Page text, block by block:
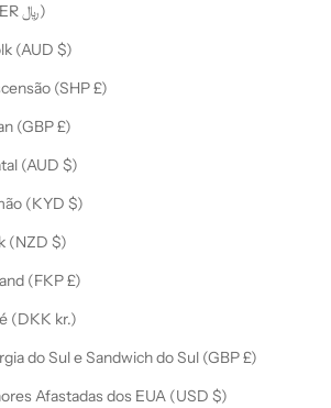
Iémen (YER ﷼)
Ilha Norfolk (AUD $)
Ilha de Ascensão (SHP £)
Ilha de Man (GBP £)
Ilha do Natal (AUD $)
Ilhas Caimão (KYD $)
Ilhas Cook (NZD $)
Ilhas Falkland (FKP £)
Ilhas Faroé (DKK kr.)
Ilhas Geórgia do Sul e Sandwich do Sul (GBP £)
Ilhas Menores Afastadas dos EUA (USD $)